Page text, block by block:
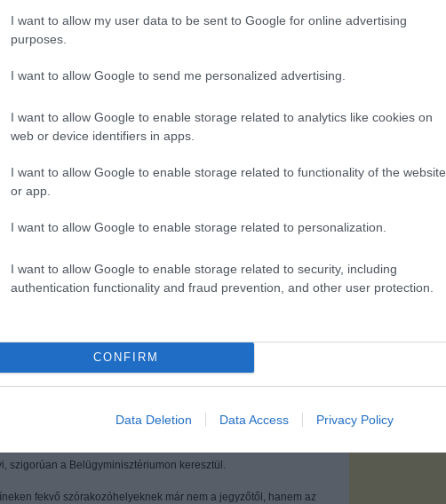
I want to allow my user data to be sent to Google for online advertising
purposes.
I want to allow Google to send me personalized advertising.
I want to allow Google to enable storage related to analytics like cookies on
web or device identifiers in apps.
I want to allow Google to enable storage related to functionality of the website
or app.
I want to allow Google to enable storage related to personalization.
I want to allow Google to enable storage related to security, including
authentication functionality and fraud prevention, and other user protection.
CONFIRM
Data Deletion Data Access Privacy Policy
1998
Vajon ki lesz a
Jobbik és az
tárgya: A
id/5406005
szerkesztőjéhez. Részletek aFelhasználási feltételekbenés azadatvédelmi tájékoztatóban
(115)
szigorúan a Belügyminisztériumon keresztül.
fekvő szórakozóhelyeknek már nem a jegyzőtől, hanem az